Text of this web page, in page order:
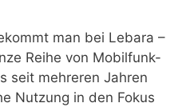
man bei Lebara –
Reihe von Mobilfunk-
seit mehreren Jahren
Nutzung in den Fokus